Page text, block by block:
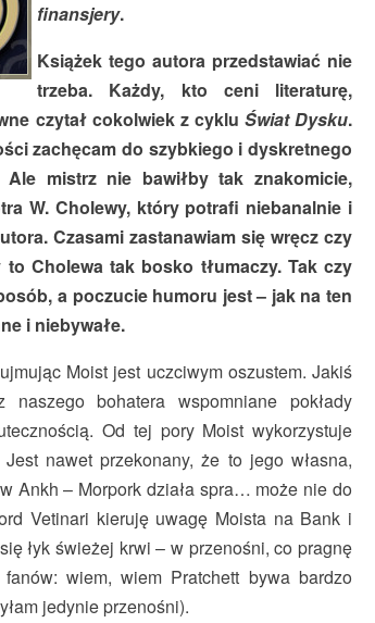
finansjery.
Książek tego autora przedstawiać nie
trzeba. Każdy, kto ceni literaturę,
czytał cokolwiek z cyklu Świat Dysku.
zachęcam do szybkiego i dyskretnego
mistrz nie bawiłby tak znakomicie,
W. Cholewy, który potrafi niebanalnie i
Czasami zastanawiam się wręcz czy
Cholewa tak bosko tłumaczy. Tak czy
a poczucie humoru jest – jak na ten
i niebywałe.
Moist jest uczciwym oszustem. Jakiś
bohatera wspomniane pokłady
Od tej pory Moist wykorzystuje
nawet przekonany, że to jego własna,
Ankh – Morpork działa spra… może nie do
Vetinari kieruję uwagę Moista na Bank i
łyk świeżej krwi – w przenośni, co pragnę
wiem, wiem Pratchett bywa bardzo
jedynie przenośni).